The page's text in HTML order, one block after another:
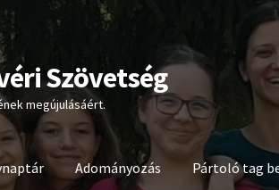
Szövetség
megújulásáért.
Adományozás Pártoló tag